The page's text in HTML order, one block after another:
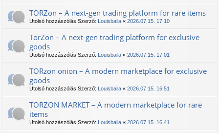
TORZon – A next-gen trading platform for rare items
Utolsó hozzászólás Szerző: Louisbaila « 2026.07.15. 17:10
TorZon – A next-gen trading platform for exclusive
goods
Utolsó hozzászólás Szerző: Louisbaila « 2026.07.15. 17:01
TORzon onion – A modern marketplace for exclusive
goods
Utolsó hozzászólás Szerző: Louisbaila « 2026.07.15. 16:51
TORZON MARKET – A modern marketplace for rare
items
Utolsó hozzászólás Szerző: Louisbaila « 2026.07.15. 16:41